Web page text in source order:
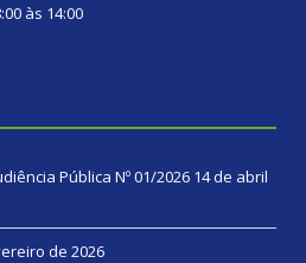
às 14:00
Pública Nº 01/2026 14 de abril
de 2026